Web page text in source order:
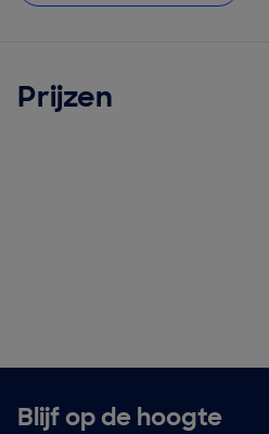
Prijzen
Blijf op de hoogte